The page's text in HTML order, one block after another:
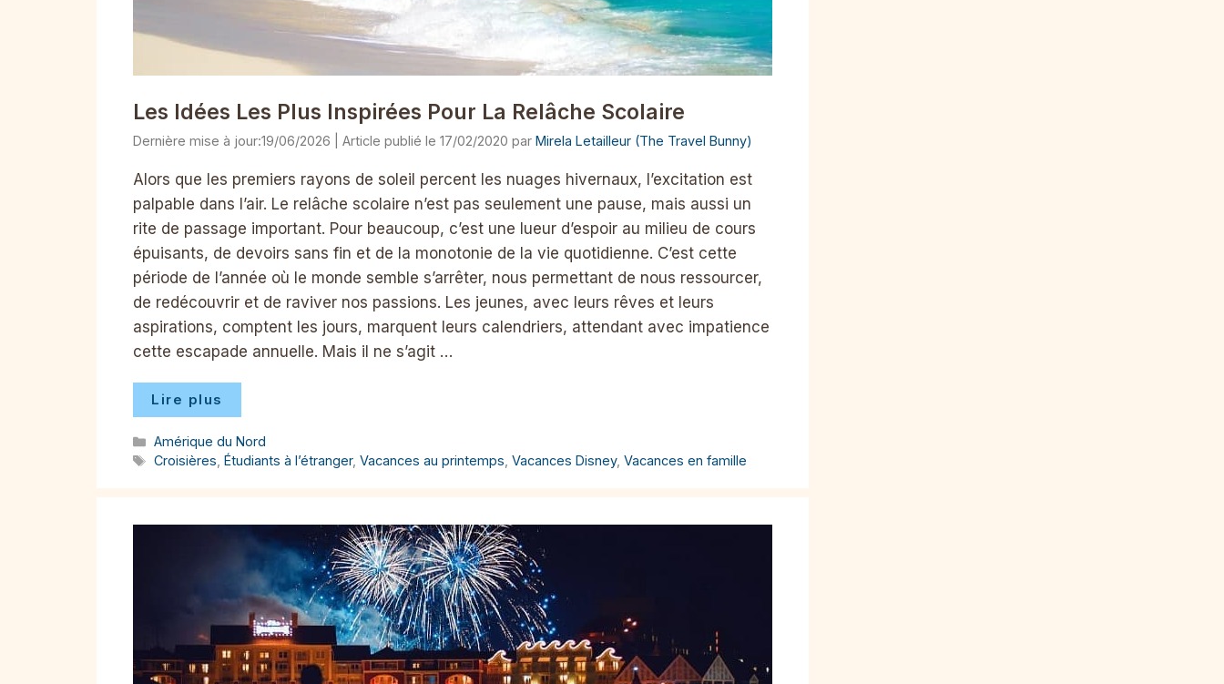
Les Idées Les Plus Inspirées Pour La Relâche Scolaire
19/06/2026 17/02/2020 par Mirela Letailleur (The Travel Bunny)
Alors que les premiers rayons de soleil percent les nuages ​​hivernaux, l’excitation est
palpable dans l’air. Le relâche scolaire n’est pas seulement une pause, mais aussi un
rite de passage important. Pour beaucoup, c’est une lueur d’espoir au milieu de cours
épuisants, de devoirs sans fin et de la monotonie de la vie quotidienne. C’est cette
période de l’année où le monde semble s’arrêter, nous permettant de nous ressourcer,
de redécouvrir et de raviver nos passions. Les jeunes, avec leurs rêves et leurs
aspirations, comptent les jours, marquent leurs calendriers, attendant avec impatience
cette escapade annuelle. Mais il ne s’agit …
Lire plus
Catégories
Amérique du Nord
Étiquettes
Croisières ,Étudiants à l’étranger,Vacances au printemps ,Vacances Disney,Vacances en famille